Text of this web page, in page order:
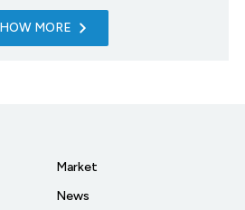
MORE
Market
News